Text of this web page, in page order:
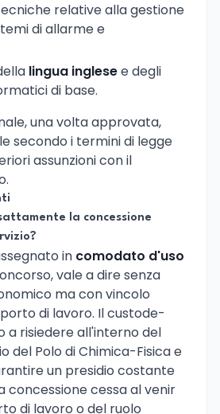
relative alla gestione
di allarme e
lingua inglesee degli
di base.
una volta approvata,
secondo i termini di legge
assunzioni con il
la concessione
in comodato d'uso
vale a dire senza
ma con vincolo
di lavoro. Il custode-
a risiedere all'interno del
del Polo di Chimica-Fisica e
un presidio costante
concessione cessa al venir
di lavoro o del ruolo